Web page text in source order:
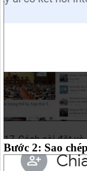
Bước 2: Sao